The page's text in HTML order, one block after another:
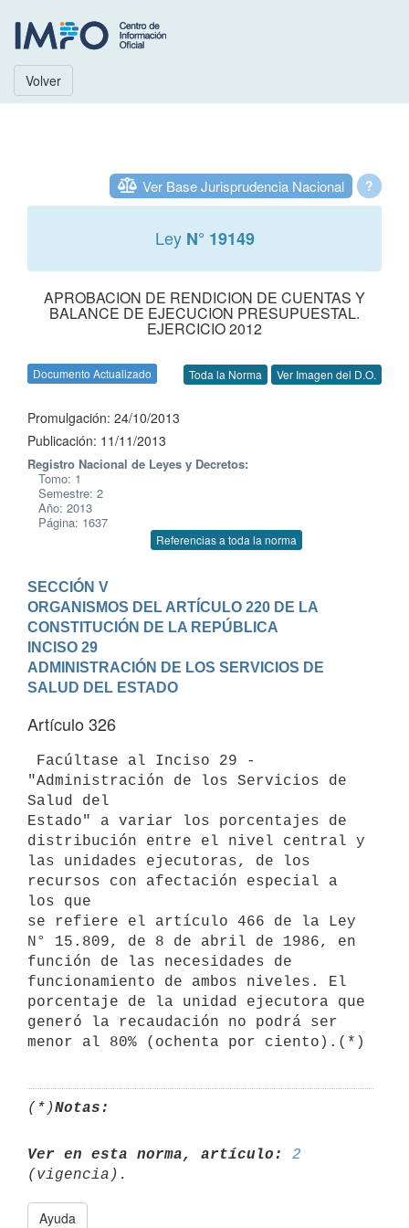
Volver
?
Ver Base Jurisprudencia Nacional
Ley N° 19149
APROBACION DE RENDICION DE CUENTAS Y
BALANCE DE EJECUCION PRESUPUESTAL.
EJERCICIO 2012
Documento Actualizado Toda la Norma Ver Imagen del D.O.
Promulgación: 24/10/2013
Publicación: 11/11/2013
Registro Nacional de Leyes y Decretos:
Tomo: 1
Semestre: 2
Año: 2013
Página: 1637
Referencias a toda la norma
SECCIÓN V
ORGANISMOS DEL ARTÍCULO 220 DE LA
CONSTITUCIÓN DE LA REPÚBLICA
INCISO 29
ADMINISTRACIÓN DE LOS SERVICIOS DE
SALUD DEL ESTADO
Artículo 326
"Administración de los Servicios de
Salud del
Estado" a variar los porcentajes de
distribución entre el nivel central y
las unidades ejecutoras, de los
recursos con afectación especial a
los que
se refiere el artículo 466 de la Ley
N° 15.809, de 8 de abril de 1986, en
función de las necesidades de
funcionamiento de ambos niveles. El
porcentaje de la unidad ejecutora que
generó la recaudación no podrá ser
(*)Notas:
Ver en esta norma, artículo:
2
Ayuda